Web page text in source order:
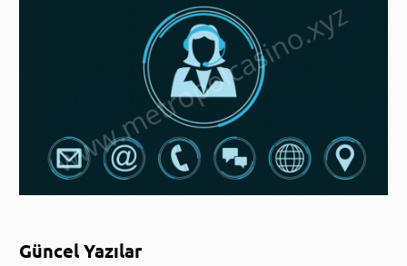
Güncel Yazılar